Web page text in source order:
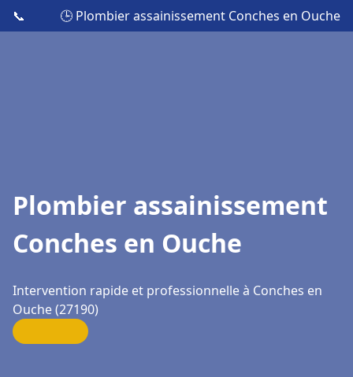
📞 🕒 Plombier assainissement Conches en Ouche
Plombier assainissement
Conches en Ouche
Intervention rapide et professionnelle à Conches en
Ouche (27190)